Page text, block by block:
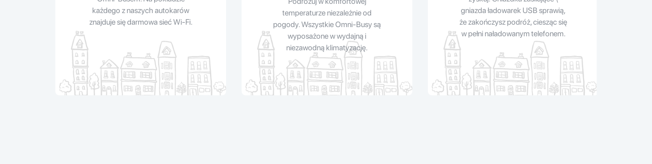
każdego z naszych autokarów
znajduje się darmowa sieć Wi-Fi.
temperaturze niezależnie od
pogody. Wszystkie Omni-Busy są
wyposażone w wydajną i
niezawodną klimatyzację.
gniazda ładowarek USB sprawią,
że zakończysz podróż, ciesząc się
w pełni naładowanym telefonem.